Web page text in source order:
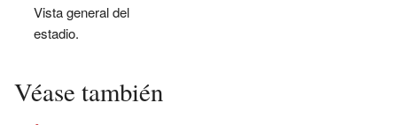
Vista general del
estadio.
Véase también